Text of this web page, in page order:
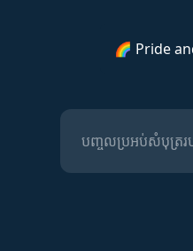
🌈 Pride